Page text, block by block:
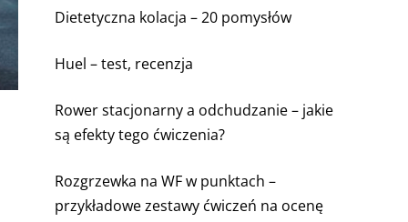
Dietetyczna kolacja – 20 pomysłów
Huel – test, recenzja
Rower stacjonarny a odchudzanie – jakie
są efekty tego ćwiczenia?
Rozgrzewka na WF w punktach –
przykładowe zestawy ćwiczeń na ocenę